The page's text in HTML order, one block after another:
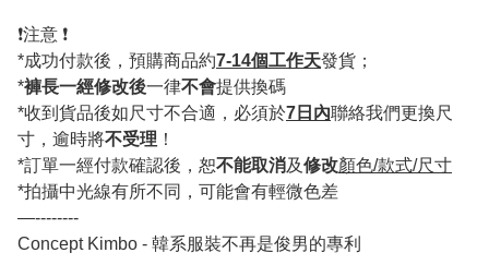
❗️注意 ❗️
*成功付款後，預購商品約7-14個工作天發貨；
*褲長一經修改後一律不會提供換碼
*收到貨品後如尺寸不合適，必須於7日內聯絡我們更換尺
寸，逾時將不受理 ！
*訂單一經付款確認後，恕不能取消及修改顏色/款式/尺寸
*拍攝中光線有所不同，可能會有輕微色差
—--------
Concept Kimbo - 韓系服裝不再是俊男的專利